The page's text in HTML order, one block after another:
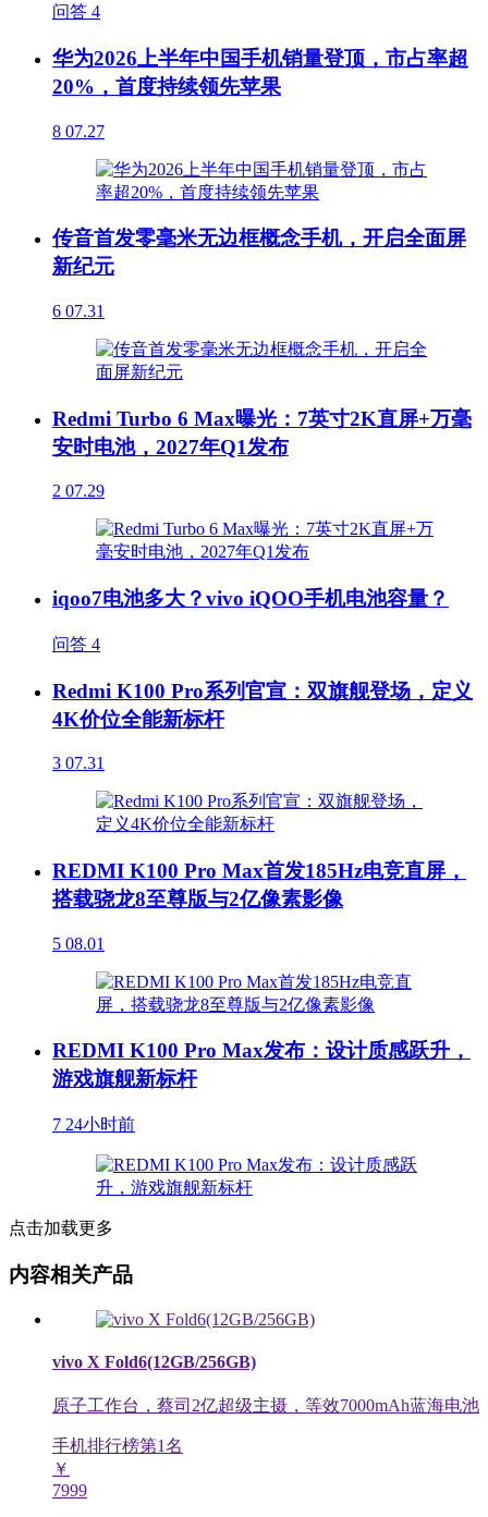
问答 4
华为2026上半年中国手机销量登顶，市占率超
20%，首度持续领先苹果
8 07.27
传音首发零毫米无边框概念手机，开启全面屏
新纪元
6 07.31
Redmi Turbo 6 Max曝光：7英寸2K直屏+万毫
安时电池，2027年Q1发布
2 07.29
iqoo7电池多大？vivo iQOO手机电池容量？
问答 4
Redmi K100 Pro系列官宣：双旗舰登场，定义
4K价位全能新标杆
3 07.31
REDMI K100 Pro Max首发185Hz电竞直屏，
搭载骁龙8至尊版与2亿像素影像
5 08.01
REDMI K100 Pro Max发布：设计质感跃升，
游戏旗舰新标杆
7 24小时前
点击加载更多
内容相关产品
vivo X Fold6(12GB/256GB)
原子工作台，蔡司2亿超级主摄，等效7000mAh蓝海电池
手机排行榜第1名
￥
7999